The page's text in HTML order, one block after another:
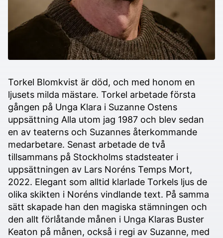
Torkel Blomkvist är död, och med honom en
ljusets milda mästare. Torkel arbetade första
gången på Unga Klara i Suzanne Ostens
uppsättning Alla utom jag 1987 och blev sedan
en av teaterns och Suzannes återkommande
medarbetare. Senast arbetade de två
tillsammans på Stockholms stadsteater i
uppsättningen av Lars Noréns Temps Mort,
2022. Elegant som alltid klarlade Torkels ljus de
olika skikten i Noréns vindlande text. På samma
sätt skapade han den magiska stämningen och
den allt förlåtande månen i Unga Klaras Buster
Keaton på månen, också i regi av Suzanne, med